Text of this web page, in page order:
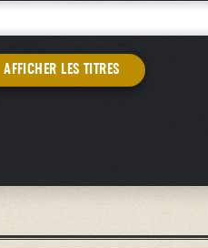
AFFICHER LES TITRES